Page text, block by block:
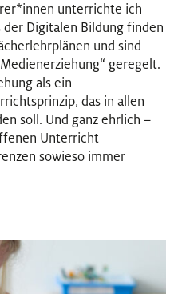
*innen Innen
unterrichte ich
der Digitalen Bildung finden
und sind
geregelt.
als ein
das in allen
soll. Und ganz ehrlich –
Unterricht
sowieso immer